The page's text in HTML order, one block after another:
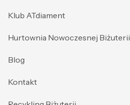
Klub ATdiament
Hurtownia Nowoczesnej Biżuterii
Blog
Kontakt